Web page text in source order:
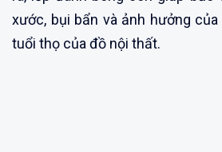
xước, bụi bẩn và ảnh hưởng
tuổi thọ của đồ nội thất.